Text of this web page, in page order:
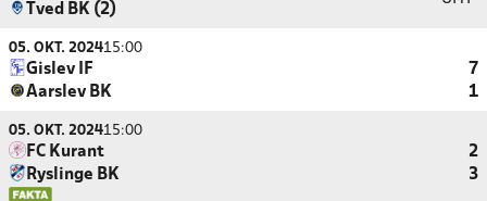
Tved BK (2)
05. OKT. 202415:00
Gislev IF
7
Aarslev BK
1
05. OKT. 202415:00
FC Kurant
2
Ryslinge BK
3